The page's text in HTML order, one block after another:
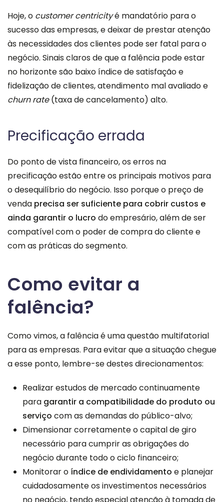
Hoje, o customer centricityé mandatório para o
sucesso das empresas, e deixar de prestar atenção
às necessidades dos clientes pode ser fatal para o
negócio. Sinais claros de que a falência pode estar
no horizonte são baixo índice de satisfação e
fidelização de clientes, atendimento mal avaliado e
churn rate(taxa de cancelamento) alto.
Precificação errada
Do ponto de vista financeiro, os erros na
precificação estão entre os principais motivos para
o desequilíbrio do negócio. Isso porque o preço de
venda precisa ser suficiente para cobrir custos e
ainda garantir o lucro do empresário, além de ser
compatível com o poder de compra do cliente e
com as práticas do segmento.
Como evitar a
falência?
Como vimos, a falência é uma questão multifatorial
para as empresas. Para evitar que a situação chegue
a esse ponto, lembre-se destes direcionamentos:
Realizar estudos de mercado continuamente
para garantir a compatibilidade do produto ou
serviço com as demandas do público-alvo;
Dimensionar corretamente o capital de giro
necessário para cumprir as obrigações do
negócio durante todo o ciclo financeiro;
Monitorar o índice de endividamento e planejar
cuidadosamente os investimentos necessários